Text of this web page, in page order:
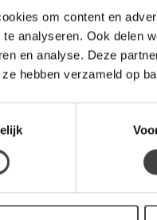
om content en
analyseren. Ook delen
en analyse. Deze
hebben verzameld op